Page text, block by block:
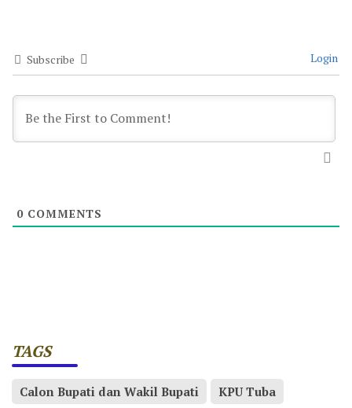
Subscribe Login
0 COMMENTS
TAGS
Calon Bupati dan Wakil Bupati KPU Tuba